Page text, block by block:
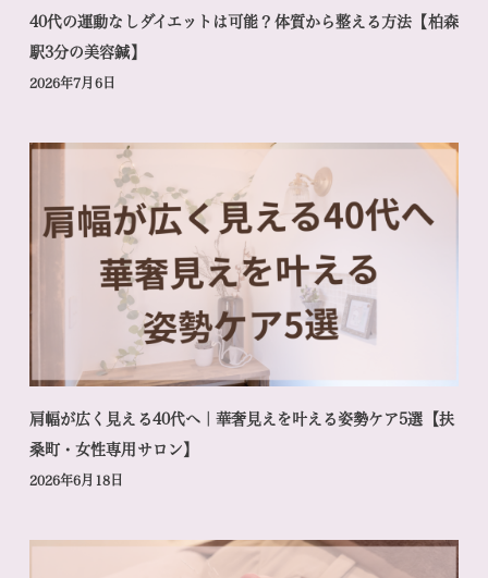
40代の運動なしダイエットは可能？体質から整える方法【柏森
駅3分の美容鍼】
2026年7月6日
肩幅が広く見える40代へ｜華奢見えを叶える姿勢ケア5選【扶
桑町・女性専用サロン】
2026年6月18日